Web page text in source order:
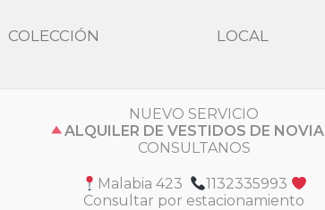
COLECCIÓN LOCAL
Colección Fiesta
Noa
NUEVO SERVICIO
ALQUILER DE VESTIDOS DE NOVIA
CONSULTANOS
Malabia 423
1132335993
Consultar por estacionamiento